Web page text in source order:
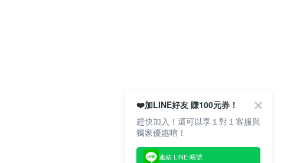
❤️加LINE好友 賺100元券！
趕快加入！還可以享１對１客服與
獨家優惠唷！
連結 LINE 帳號